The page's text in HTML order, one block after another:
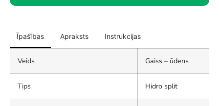
Īpašības Apraksts Instrukcijas
Veids Gaiss – ūdens
Tips Hidro split